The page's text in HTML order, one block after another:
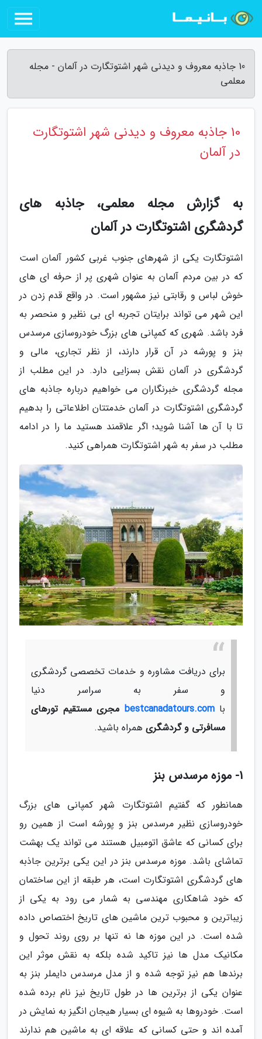
10 جاذبه معروف و دیدنی شهر اشتوتگارت در آلمان - مجله
معلمی
10 جاذبه معروف و دیدنی شهر اشتوتگارت
در آلمان
به گزارش مجله معلمی، جاذبه های
گردشگری اشتوتگارت در آلمان
اشتوتگارت یکی از شهرهای جنوب غربی کشور آلمان است
که در بین مردم آلمان به عنوان شهری پر از حرفه ای های
خوش لباس و رقابتی نیز مشهور است. در واقع قدم زدن در
این شهر می تواند برایتان تجربه ای بی نظیر و منحصر به
فرد باشد. شهری که کمپانی های بزرگ خودروسازی مرسدس
بنز و پورشه در آن قرار دارند، از نظر تجاری، مالی و
گردشگری در آلمان نقش بسزایی دارد. در این مطلب از
مجله گردشگری خبرنگاران می خواهیم درباره جاذبه های
گردشگری اشتوتگارت در آلمان خدمتتان اطلاعاتی را بدهیم
تا با آن ها آشنا شوید؛ اگر علاقمند هستید ما را در ادامه
مطلب در سفر به شهر اشتوتگارت همراهی کنید.
برای دریافت مشاوره و خدمات تخصصی گردشگری
و سفر به سراسر دنیا
باbestcanadatours.com مجری مستقیم تورهای
مسافرتی و گردشگری همراه باشید.
1- موزه مرسدس بنز
همانطور که گفتیم اشتوتگارت شهر کمپانی های بزرگ
خودروسازی نظیر مرسدس بنز و پورشه است از همین رو
برای کسانی که عاشق اتومبیل هستند می تواند یک بهشت
تماشای باشد. موزه مرسدس بنز در این یکی برترین جاذبه
های گردشگری اشتوتگارت است، هر طبقه از این ساختمان
که خود شاهکاری مهندسی به شمار می رود به یکی از
زیباترین و محبوب ترین ماشین های تاریخ اختصاص داده
شده است. در این موزه ها نه تنها بر روی روند تحول و
مکانیک مدل ها نیز تاکید شده بلکه به نقش موثر این
برندها هم نیز توجه شده و از مدل مرسدس دایملر بنز به
عنوان یکی از برترین ها در طول تاریخ نیز نام برده شده
است. خودروها به شیوه ای بسیار هیجان انگیز به نمایش در
آمده اند و حتی کسانی که علاقه ای به ماشین هم ندارند